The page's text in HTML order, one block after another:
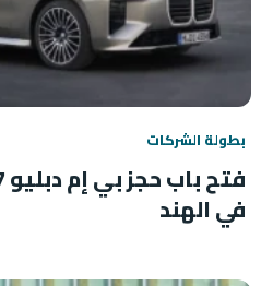
بطولة الشركات
في الهند